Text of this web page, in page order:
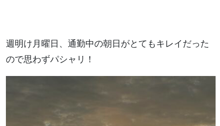
週明け月曜日、通勤中の朝日がとてもキレイだった
ので思わずパシャリ！